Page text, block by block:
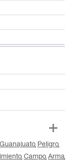
Guanajuato Peligro
Campo Arma